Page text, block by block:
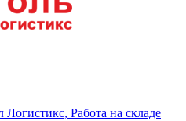
Логистикс, Работа на складе